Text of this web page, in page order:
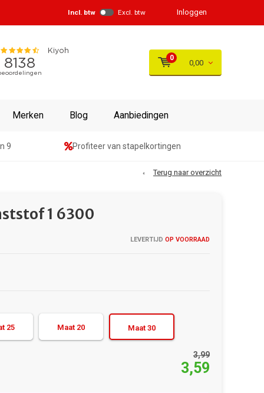
Incl. btw Excl. btw Inloggen
0
0,00
Merken Blog Aanbiedingen
9 Profiteer van stapelkortingen
Terug naar overzicht
1 6300
LEVERTIJD OP VOORRAAD
25 Maat 20 Maat 30
3,99
3,59